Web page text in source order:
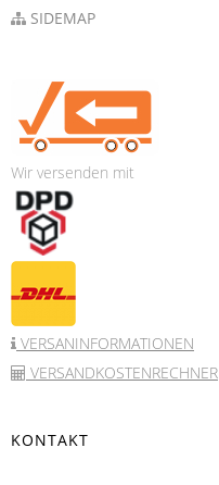
SIDEMAP
Wir versenden mit
VERSANINFORMATIONEN
VERSANDKOSTENRECHNER
KONTAKT